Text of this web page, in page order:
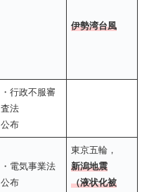
伊勢湾台風
・行政不服審
査法
公布
・電気事業法
公布
東京五輪，
新潟地震
（液状化被